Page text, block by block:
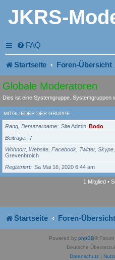
JKRS-
FAQ
Startseite Foren-Übersicht
Globale Moderatoren
Dies ist eine Systemgruppe. Systemgruppen
MITGLIEDER DER GRUPPE
Rang, Benutzername Site Admin Bodo
Beiträge
7
Wohnort, Website, Facebook, Twitter,
Grevenbroich
Registriert
Sa Mai 16, 2020 6:44 am
1 Mitglied •
Startseite Foren-Übersicht
Powered by phpBB®
Deutsche
Datenschutz|